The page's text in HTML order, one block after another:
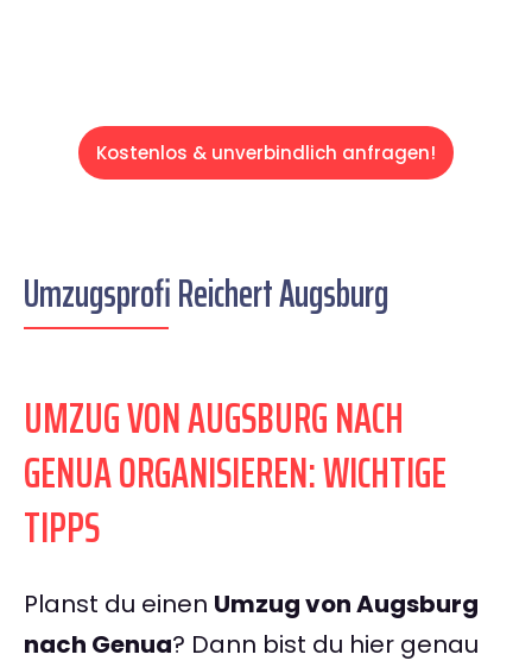
Kostenlos & unverbindlich anfragen!
Umzugsprofi Reichert Augsburg
UMZUG VON AUGSBURG NACH
GENUA ORGANISIEREN: WICHTIGE
TIPPS
Planst du einen Umzug von Augsburg
nach Genua? Dann bist du hier genau